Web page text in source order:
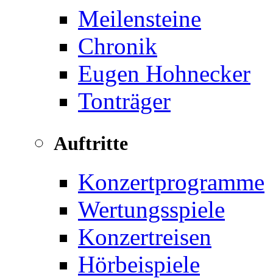
Meilensteine
Chronik
Eugen Hohnecker
Tonträger
Auftritte
Konzertprogramme
Wertungsspiele
Konzertreisen
Hörbeispiele